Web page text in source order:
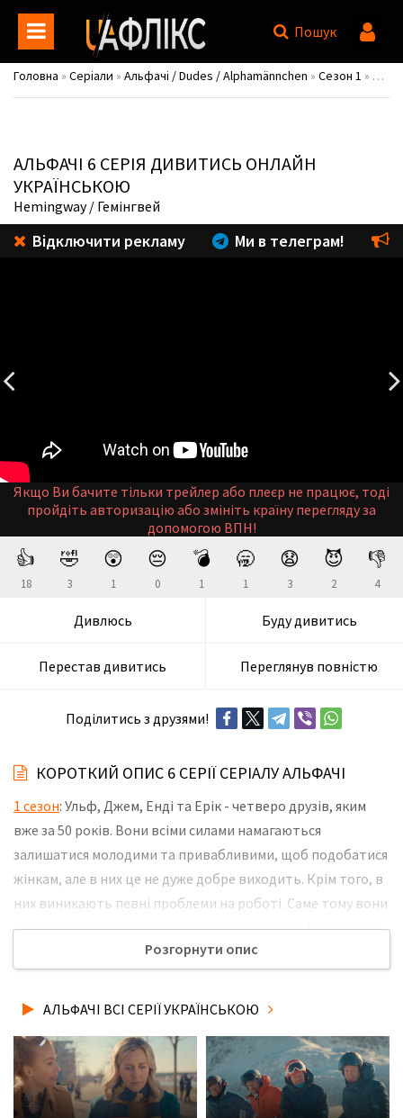
Пошук
Головна » Серіали » Альфачі / Dudes / Alphamännchen » Сезон 1 » 6 серія
АЛЬФАЧІ 6 СЕРІЯ ДИВИТИСЬ ОНЛАЙН
УКРАЇНСЬКОЮ
Hemingway/ Гемінгвей
Відключити рекламу Ми в телеграм!
Якщо Ви бачите тільки трейлер або плеєр не працює, тоді
пройдіть авторизацію або змініть країну перегляду за
допомогою ВПН!
👍
18
🤣
3
😲
1
😔
0
💣
1
🥱
1
😧
3
😈
2
👎
4
Дивлюсь Буду дивитись
Перестав дивитись Переглянув повністю
Поділитись з друзями!
КОРОТКИЙ ОПИС 6 СЕРІЇ СЕРІАЛУ АЛЬФАЧІ
1 сезон: Ульф, Джем, Енді та Ерік - четверо друзів, яким
вже за 50 років. Вони всіми силами намагаються
залишатися молодими та привабливими, щоб подобатися
жінкам, але в них це не дуже добре виходить. Крім того, в
них виникають певні проблеми на роботі. Саме тому вони
вирішують кардинально змінити своє життя. Кожен з них
намагається стати щасливим та підлаштуватися під цей
ситуації. Не забудьте розповісти друзям, де Ви дивились
хорошій hd якості та з українськими субтитрами!
Розгорнути опис
АЛЬФАЧІ ВСІ СЕРІЇ УКРАЇНСЬКОЮ